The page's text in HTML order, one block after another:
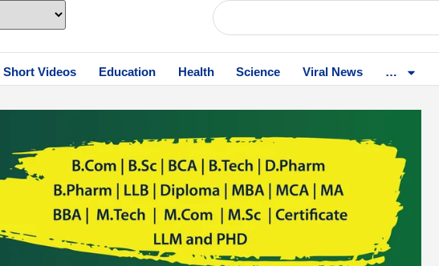
Short Videos Education Health Science Viral News …